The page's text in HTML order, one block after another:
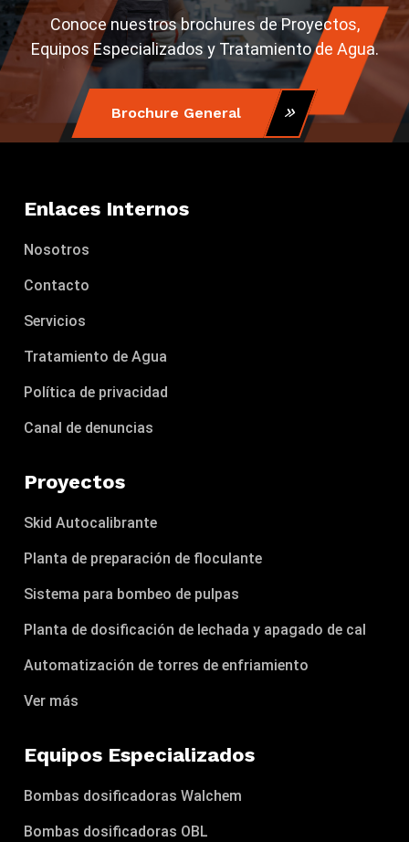
Conoce nuestros brochures de Proyectos,
Equipos Especializados y Tratamiento de Agua.
Brochure General
Enlaces Internos
Nosotros
Contacto
Servicios
Tratamiento de Agua
Política de privacidad
Canal de denuncias
Proyectos
Skid Autocalibrante
Planta de preparación de floculante
Sistema para bombeo de pulpas
Planta de dosificación de lechada y apagado de cal
Automatización de torres de enfriamiento
Ver más
Equipos Especializados
Bombas dosificadoras Walchem
Bombas dosificadoras OBL